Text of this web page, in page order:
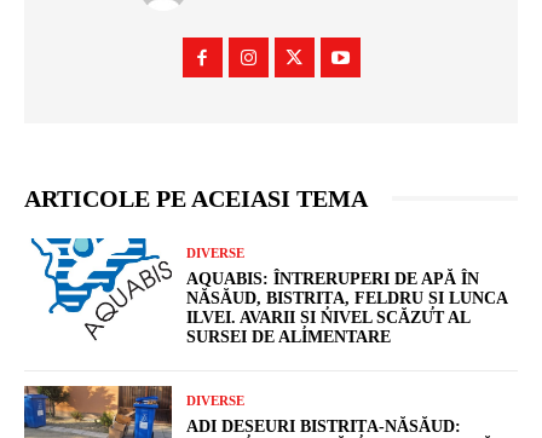
ARTICOLE PE ACEIASI TEMA
DIVERSE
AQUABIS: ÎNTRERUPERI DE APĂ ÎN
NĂSĂUD, BISTRIȚA, FELDRU ȘI LUNCA
ILVEI. AVARII ȘI NIVEL SCĂZUT AL
SURSEI DE ALIMENTARE
DIVERSE
ADI DEȘEURI BISTRIȚA-NĂSĂUD: